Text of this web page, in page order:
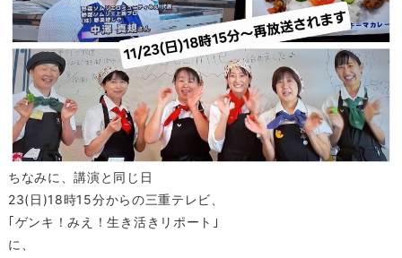
ちなみに、講演と同じ日
23(日)18時15分からの三重テレビ、
｢ゲンキ！みえ！生き活きリポート｣
に、